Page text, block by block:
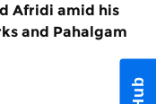
Afridi amid his
and Pahalgam